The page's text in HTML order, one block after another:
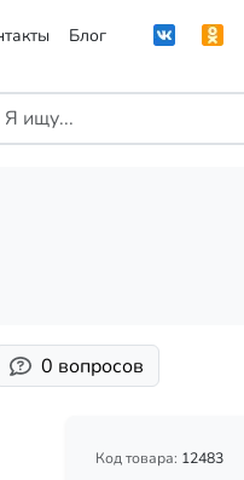
Блог
0 вопросов
Код товара: 12483